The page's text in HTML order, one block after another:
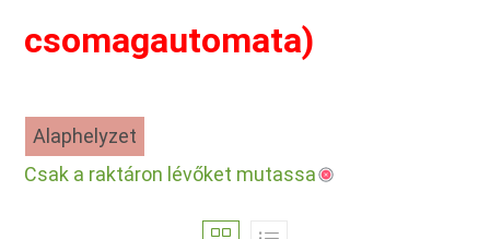
csomagautomata)
Alaphelyzet
Csak a raktáron lévőket mutassa